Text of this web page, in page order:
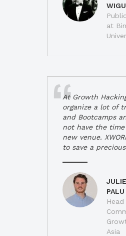
at
At Growth
organize a lot of
and Bootcamps
not have the
new venue.
to save a
PALU
Asia